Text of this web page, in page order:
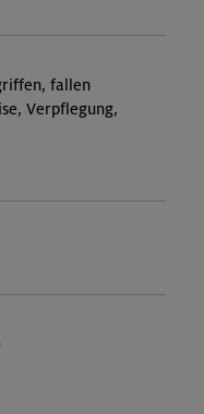
fallen
Verpflegung,